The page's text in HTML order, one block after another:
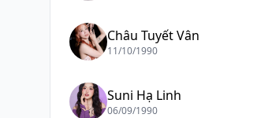
Châu Tuyết Vân
11/10/1990
Suni Hạ Linh
06/09/1990